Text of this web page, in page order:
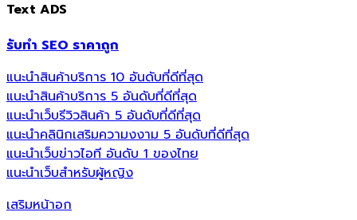
Text ADS
รับทำ SEO ราคาถูก
แนะนำสินค้าบริการ 10 อันดับที่ดีที่สุด
แนะนำสินค้าบริการ 5 อันดับที่ดีที่สุด
แนะนำเว็บรีวิวสินค้า 5 อันดับที่ดีที่สุด
แนะนำคลินิกเสริมความงงาม 5 อันดับที่ดีที่สุด
แนะนำเว็บข่าวไอที อันดับ 1 ของไทย
แนะนำเว็บสำหรับผู้หญิง
เสริมหน้าอก